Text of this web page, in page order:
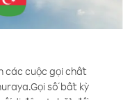
các cuộc gọi chất
Gọi số bất kỳ